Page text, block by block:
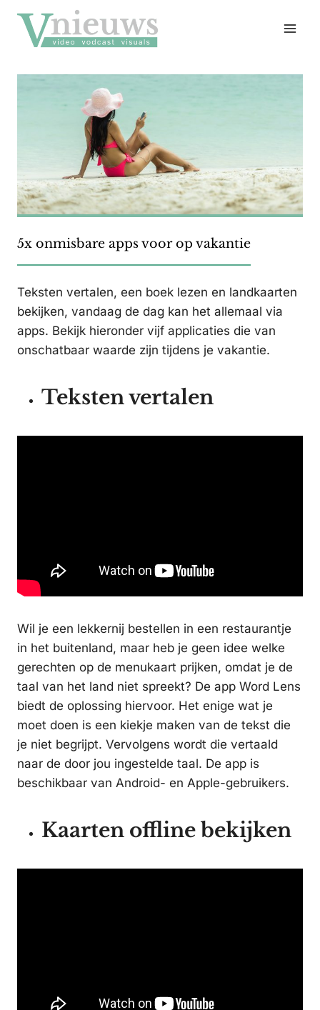
naar
inhoud
5x onmisbare apps voor op vakantie
Teksten vertalen, een boek lezen en landkaarten
bekijken, vandaag de dag kan het allemaal via
apps. Bekijk hieronder vijf applicaties die van
onschatbaar waarde zijn tijdens je vakantie.
Teksten vertalen
Wil je een lekkernij bestellen in een restaurantje
in het buitenland, maar heb je geen idee welke
gerechten op de menukaart prijken, omdat je de
taal van het land niet spreekt? De app Word Lens
biedt de oplossing hiervoor. Het enige wat je
moet doen is een kiekje maken van de tekst die
je niet begrijpt. Vervolgens wordt die vertaald
naar de door jou ingestelde taal. De app is
beschikbaar van Android- en Apple-gebruikers.
Kaarten offline bekijken